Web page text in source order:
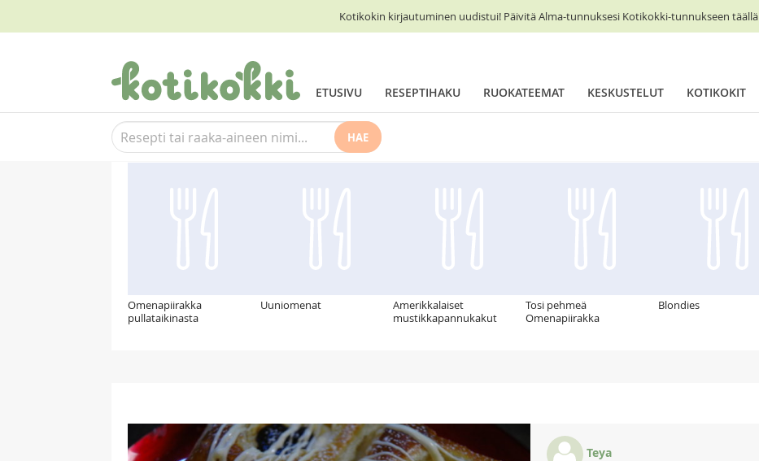
Kotikokin kirjautuminen uudistui! Päivitä Alma-tunnuksesi Kotikokki-tunnukseen täällä
ETUSIVU RESEPTIHAKU RUOKATEEMAT KESKUSTELUT KOTIKOKIT
HAE
Suosittelemme myös
Omenapiirakka
pullataikinasta
Uuniomenat
Amerikkalaiset
mustikkapannukakut
Tosi pehmeä
Omenapiirakka
Blondies
Teya